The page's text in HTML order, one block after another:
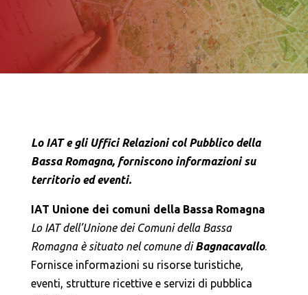
Lo IAT e gli Uffici Relazioni col Pubblico della
Bassa Romagna, forniscono informazioni su
territorio ed eventi.
IAT Unione dei comuni della Bassa Romagna
Lo IAT dell’Unione dei Comuni della Bassa
Romagna è situato nel comune diBagnacavallo.
Fornisce informazioni su risorse turistiche,
eventi, strutture ricettive e servizi di pubblica